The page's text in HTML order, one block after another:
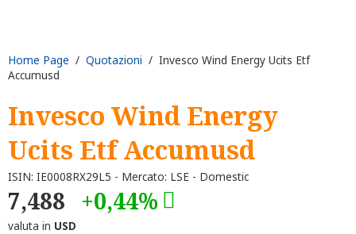
Home Page / Quotazioni / Invesco Wind Energy Ucits Etf
Accumusd
Invesco Wind Energy
Ucits Etf Accumusd
ISIN: IE0008RX29L5 - Mercato: LSE - Domestic
7,488 +0,44%
valuta in USD